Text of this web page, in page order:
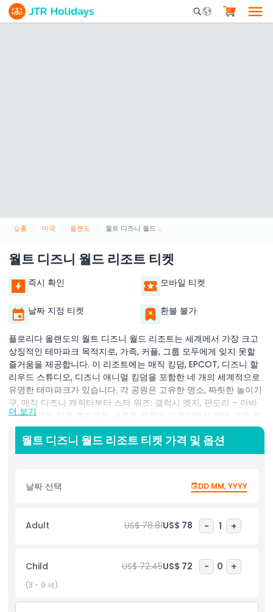
Mobile Search
홈 미국 올랜도 월트 디즈니 월드 리조트 티켓
월트 디즈니 월드 리조트 티켓
즉시 확인 모바일 티켓
날짜 지정 티켓 환불 불가
플로리다 올랜도의 월트 디즈니 월드 리조트는 세계에서 가장 크고
상징적인 테마파크 목적지로, 가족, 커플, 그룹 모두에게 잊지 못할
즐거움을 제공합니다. 이 리조트에는 매직 킹덤, EPCOT, 디즈니 할
리우드 스튜디오, 디즈니 애니멀 킹덤을 포함한 네 개의 세계적으로
유명한 테마파크가 있습니다. 각 공원은 고유한 명소, 짜릿한 놀이기
구, 매직 디즈니 캐릭터부터 스타 워즈: 갤럭시 엣지, 판도라 – 아바
타의 세계와 같은 흥미로운 새로운 모험에 이르기까지 마법 같은 경
험을 제공합니다.
테마파크 외에도 월트 디즈니 월드에는 두 개의 놀라운 워터파크가
있습니다. 디즈니 블리자드 비치는 흥미진진한 워터 슬라이드와 가
라군은 세계에서 가장 큰 파도풀 중 하나와 재미있는 워터 라이드가
있는 열대 환경에서 휴식을 취하기에 완벽한 장소입니다.
로리다 방문 중 평생 잊지 못할 추억을 만들기에 월트 디즈니 월드
리조트는 완벽한 장소입니다.
하이라이트
더 보기
월트 디즈니 월드 리조트 티켓 가격 및 옵션
날짜 선택 DD MM, YYYY
Adult US$ 78.81US$ 78 - 1 +
Child US$ 72.45US$ 72 - 0 +
(3 - 9 세)